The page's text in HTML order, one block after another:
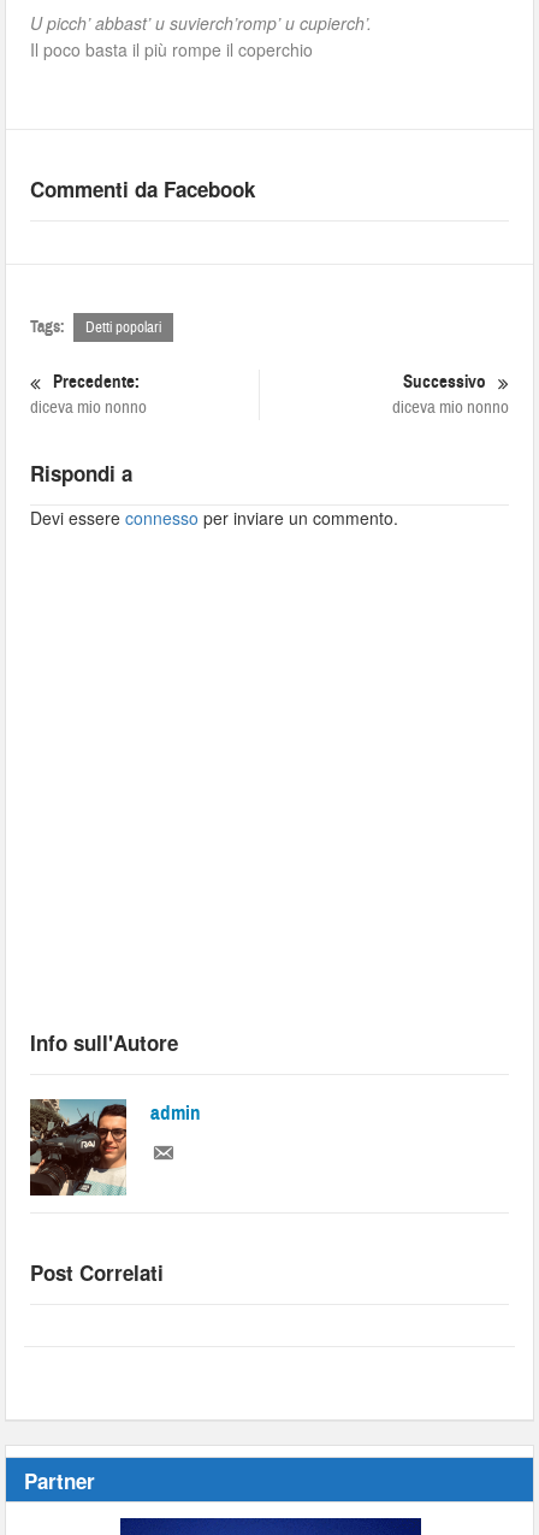
U picch’ abbast’ u suvierch’romp’ u cupierch’.
Il poco basta il più rompe il coperchio
Commenti da Facebook
Tags: Detti popolari
Precedente:
diceva mio nonno
Successivo
diceva mio nonno
Rispondi a
Devi essereconnesso per inviare un commento.
Info sull'Autore
admin
Post Correlati
Partner